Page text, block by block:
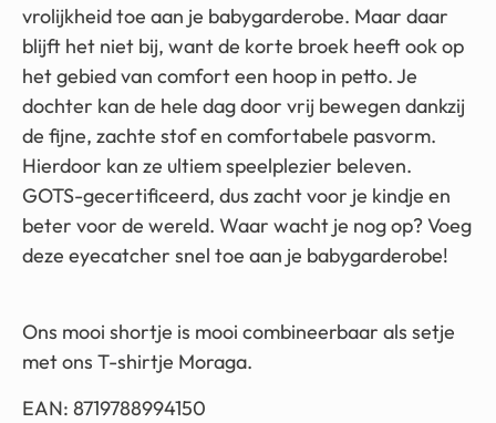
vrolijkheid toe aan je babygarderobe. Maar daar
blijft het niet bij, want de korte broek heeft ook op
het gebied van comfort een hoop in petto. Je
dochter kan de hele dag door vrij bewegen dankzij
de fijne, zachte stof en comfortabele pasvorm.
Hierdoor kan ze ultiem speelplezier beleven.
GOTS-gecertificeerd, dus zacht voor je kindje en
beter voor de wereld. Waar wacht je nog op? Voeg
deze eyecatcher snel toe aan je babygarderobe!
Ons mooi shortje is mooi combineerbaar als setje
met ons T-shirtje Moraga.
EAN: 8719788994150